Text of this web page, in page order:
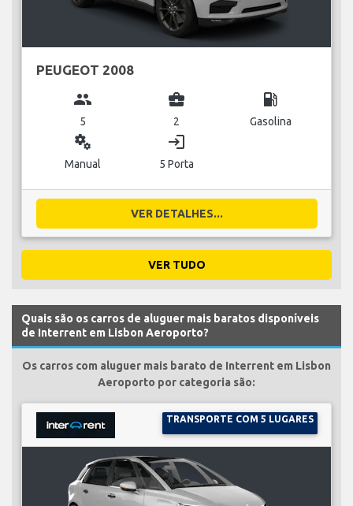
PEUGEOT 2008
group
5
business_center
2
local_gas_station
Gasolina
miscellaneous_services
Manual
login
5 Porta
VER DETALHES...
VER TUDO
Quais são os carros de aluguer mais baratos disponíveis
de Interrent em Lisbon Aeroporto?
Os carros com aluguer mais barato de Interrent em Lisbon
Aeroporto por categoria são:
TRANSPORTE COM 5 LUGARES